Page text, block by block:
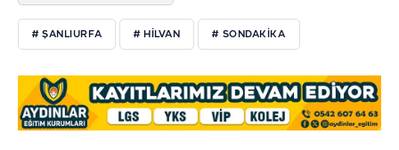
# ŞANLIURFA # HILVAN # SONDAKIKA